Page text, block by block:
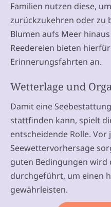
Familien nutzen diese,
zurückzukehren oder zu
Blumen aufs Meer
Reedereien bieten
Erinnerungsfahrten an.
Wetterlage und
Damit eine
stattfinden kann, spielt
entscheidende Rolle.
Seewettervorhersage
guten Bedingungen wird
durchgeführt, um einen
gewährleisten.